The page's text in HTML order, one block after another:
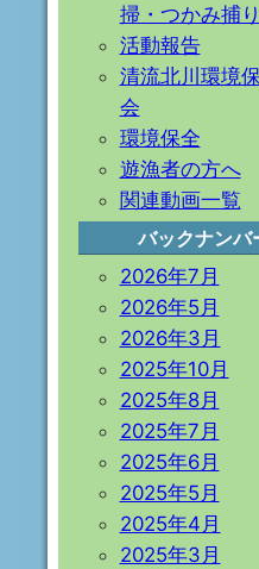
掃・つかみ捕
活動報告
清流北川環境
会
環境保全
遊漁者の方へ
関連動画一覧
バックナンバ
2026年7月
2026年5月
2026年3月
2025年10月
2025年8月
2025年7月
2025年6月
2025年5月
2025年4月
2025年3月